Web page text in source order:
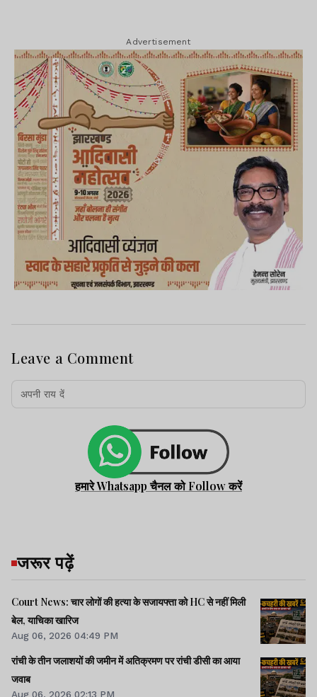
Advertisement
Leave a Comment
हमारे Whatsapp चैनल को Follow करें
जरूर पढ़ें
Court News: चार लोगों की हत्या के सजायफ्ता को HC से नहीं मिली
बेल, याचिका खारिज
Aug 06, 2026 04:49 PM
रांची के तीन जलाशयों की जमीन में अतिक्रमण पर रांची डीसी का आया
जवाब
Aug 06, 2026 02:13 PM